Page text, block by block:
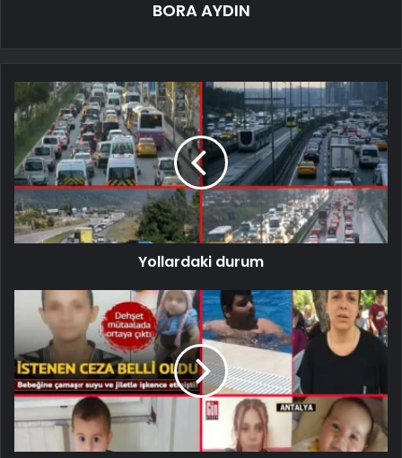
BORA AYDIN
Yollardaki durum